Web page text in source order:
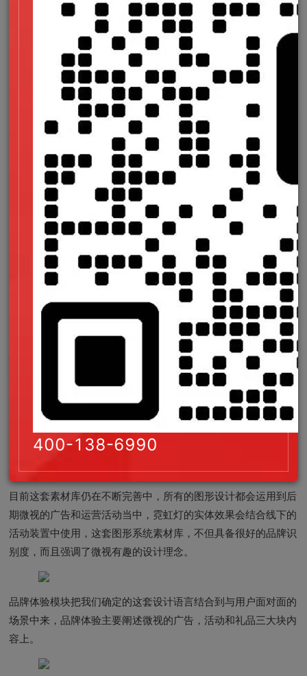
（品牌视频结束页）
Pattern也会结合激光动效的理念运用到微视的场景中，例如：
官网设计、内容模版、视频结束页等，Pattern会作为底层展现
品牌形象，在整个过程中会有品牌色激光动效，让整个场景丰富
立体起来。
微视logo具备多维度的特性，将这种特性运用到UI场景的
loading和微视水印效果上，增强品牌的独特性和趣味性；另外
我们也会将logo做成霓虹灯的立体装置在线下活动中展出，让用
户感受logo的丰富多变。
00:00/00:00倍速
品牌视频通过多个几何维度来诠释logo理念，强调微视品牌趣味
结合logo的造型特征，我们打造了一套完整的图形系统素材库，
里面包含了完整的字母与数字，还有结合短视频特性的图标体
目前这套素材库仍在不断完善中，所有的图形设计都会运用到后
期微视的广告和运营活动当中，霓虹灯的实体效果会结合线下的
活动装置中使用，这套图形系统素材库，不但具备很好的品牌识
别度，而且强调了微视有趣的设计理念。
品牌体验模块把我们确定的这套设计语言结合到与用户面对面的
场景中来，品牌体验主要阐述微视的广告，活动和礼品三大块内
容上。
400-138-6990